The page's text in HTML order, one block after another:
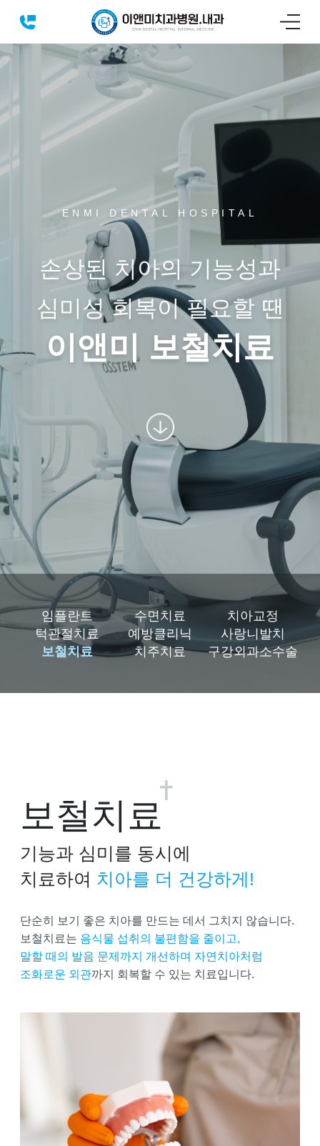
ENMI DENTAL HOSPITAL
손상된 치아의 기능성과
심미성 회복이 필요할 땐
이앤미 보철치료
임플란트 수면치료
치아교정
턱관절치료
예방클리닉
사랑니발치
보철치료
치주치료 구강외과소수술
보철치료
기능과 심미를 동시에
치료하여 치아를 더 건강하게!
단순히 보기 좋은 치아를 만드는 데서 그치지 않습니다.
보철치료는 음식물 섭취의 불편함을 줄이고,
말할 때의 발음 문제까지 개선하며 자연치아처럼
조화로운 외관까지 회복할 수 있는 치료입니다.